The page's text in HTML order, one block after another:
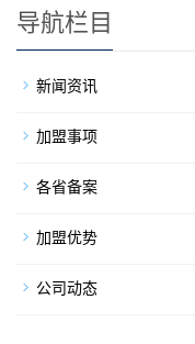
导航栏目
新闻资讯
加盟事项
各省备案
加盟优势
公司动态